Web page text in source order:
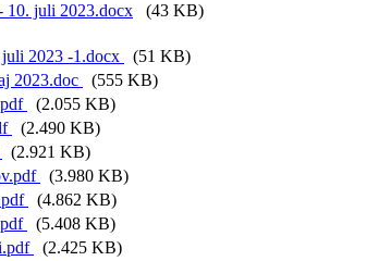
10. juli 2023.docx (43 KB)
2023 -1.docx
(51 KB)
2023.doc
(555 KB)
(2.055 KB)
(2.490 KB)
(2.921 KB)
(3.980 KB)
(4.862 KB)
(5.408 KB)
(2.425 KB)